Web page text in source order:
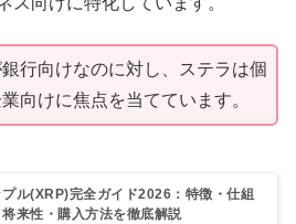
行向けなのに対し、ステラは個
向けに焦点を当てています。
プル(XRP)完全ガイド2026：特徴・仕組
来性・購入方法を徹底解説